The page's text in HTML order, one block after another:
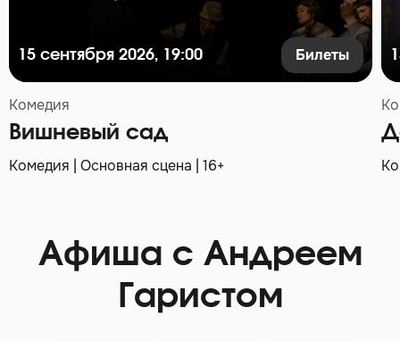
15 сентября 2026, 19:00 Билеты
Комедия
Вишневый сад
Комедия | Основная сцена | 16+
Афиша с Андреем
Гаристом